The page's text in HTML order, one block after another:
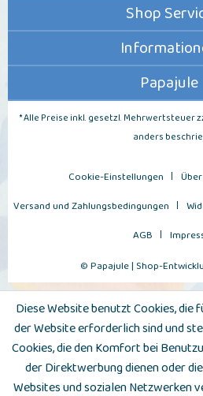
Shop
Papajule
* Alle Preise inkl. gesetzl. Mehrwertsteuer
anders
Cookie-Einstellungen
Versand und Zahlungsbedingungen
AGB
© Papajule | Shop-
Diese Website benutzt Cookies, die
der Website erforderlich sind und
Cookies, die den Komfort bei
der Direktwerbung dienen oder
Websites und sozialen Netzwerken